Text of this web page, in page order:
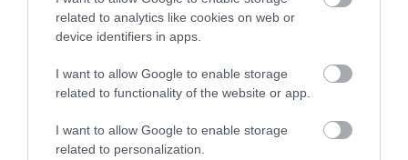
related to analytics like cookies on web or
device identifiers in apps.
I want to allow Google to enable storage
related to functionality of the website or app.
I want to allow Google to enable storage
related to personalization.
Megoldások kánikulában: 3 könnyű, olcsó nyári
leves főzés nélkül
Amikor odakint harminc fok fölé kúszik a hőmérséklet, kevesen
kerülnek előtérbe a hideg, frissítő fogások, amelyek gyorsan…